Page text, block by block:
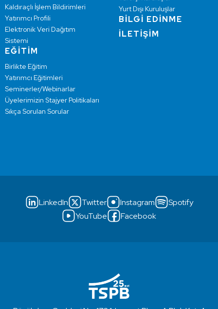
Kaldıraçlı İşlem Bildirimleri
Yatırımcı Profili
Elektronik Veri Dağıtım
Sistemi
EĞİTİM
Birlikte Eğitim
Yatırımcı Eğitimleri
Seminerler/Webinarlar
Üyelerimizin Stajyer Politikaları
Sıkça Sorulan Sorular
Yurt Dışı Kuruluşlar
BİLGİ EDİNME
İLETİŞİM
LinkedIn Twitter Instagram
Spotify
YouTube
Facebook